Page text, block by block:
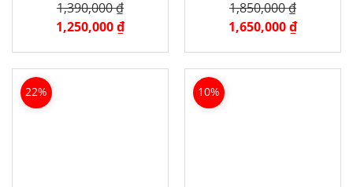
1,390,000 ₫
1,250,000 ₫
1,850,000 ₫
1,650,000 ₫
22% 10%